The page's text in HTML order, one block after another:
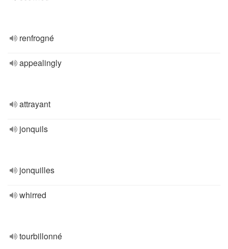
renfrogné
appealingly
attrayant
jonquils
jonquilles
whirred
tourbillonné